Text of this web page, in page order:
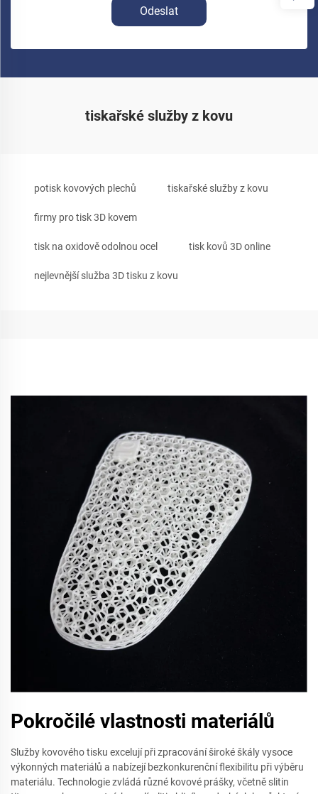
Odeslat
tiskařské služby z kovu
potisk kovových plechů tiskařské služby z kovu
firmy pro tisk 3D kovem
tisk na oxidově odolnou ocel tisk kovů 3D online
nejlevnější služba 3D tisku z kovu
Pokročilé vlastnosti materiálů
Služby kovového tisku excelují při zpracování široké škály vysoce
výkonných materiálů a nabízejí bezkonkurenční flexibilitu při výběru
materiálu. Technologie zvládá různé kovové prášky, včetně slitin